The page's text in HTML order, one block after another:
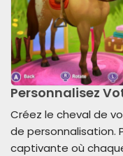
Personnalisez
Créez le cheval de
de personnalisation.
captivante où